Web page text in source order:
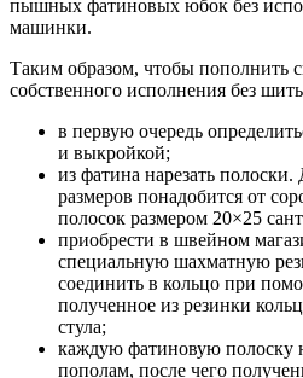
пышных фатиновых юбок без
машинки.
Таким образом, чтобы пополнить
собственного исполнения без
в первую очередь
и выкройкой;
из фатина нарезать
размеров понадобится от
полосок размером 20×25
приобрести в швейном
специальную шахматную
соединить в кольцо при
полученное из резинки
стула;
каждую фатиновую полоску
пополам, после чего